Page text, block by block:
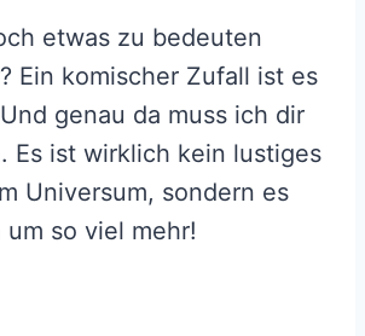
etwas zu bedeuten
Ein komischer Zufall ist es
genau da muss ich dir
Es ist wirklich kein lustiges
Universum, sondern es
so viel mehr!